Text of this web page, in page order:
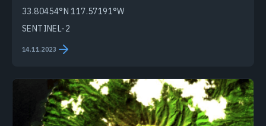
33.80454°N 117.57191°W
SENTINEL-2
14.11.2023